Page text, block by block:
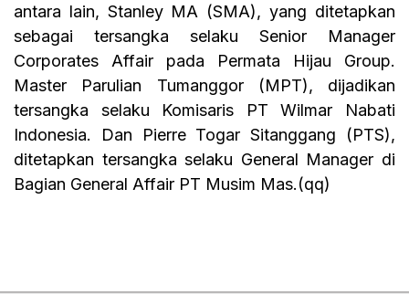
antara lain, Stanley MA (SMA), yang ditetapkan
sebagai tersangka selaku Senior Manager
Corporates Affair pada Permata Hijau Group.
Master Parulian Tumanggor (MPT), dijadikan
tersangka selaku Komisaris PT Wilmar Nabati
Indonesia. Dan Pierre Togar Sitanggang (PTS),
ditetapkan tersangka selaku General Manager di
Bagian General Affair PT Musim Mas.(qq)